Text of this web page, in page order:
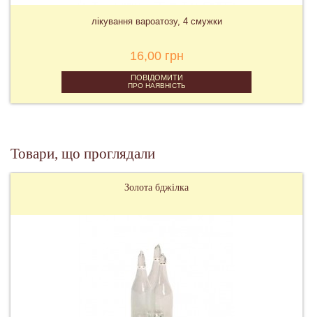
лікування вароатозу, 4 смужки
16,00 грн
ПОВІДОМИТИ
ПРО НАЯВНІСТЬ
Товари, що проглядали
Золота бджілка